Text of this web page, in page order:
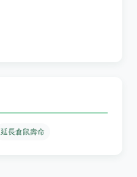
延長倉鼠壽命